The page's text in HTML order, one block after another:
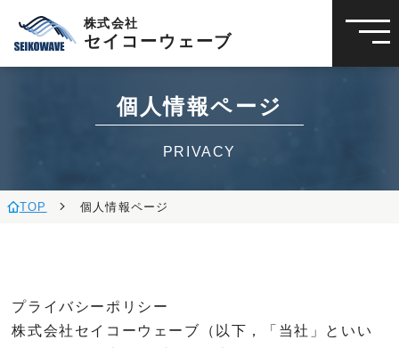
株式会社
セイコーウェーブ
個人情報ページ
PRIVACY
TOP 個人情報ページ
プライバシーポリシー
株式会社セイコーウェーブ（以下，「当社」といい